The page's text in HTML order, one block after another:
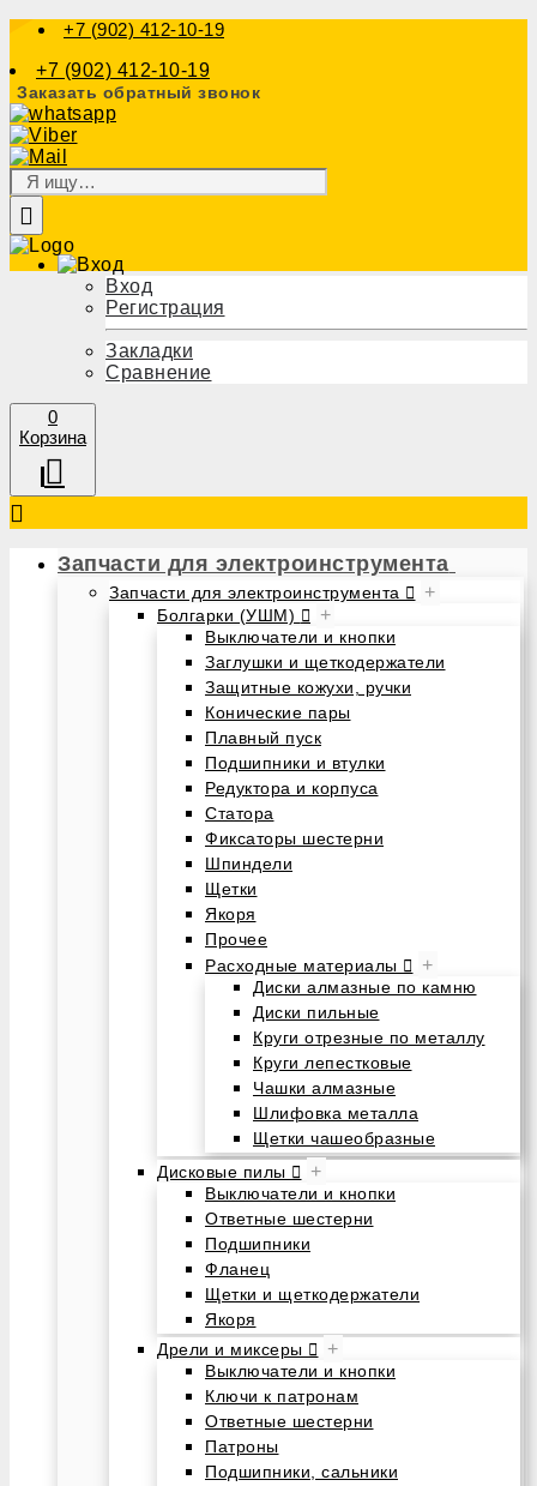
+7 (902) 412-10-19
+7 (902) 412-10-19
Заказать обратный звонок
Вход
Регистрация
Закладки
Сравнение
0
Корзина
Запчасти для электроинструмента
Запчасти для электроинструмента +
Болгарки (УШМ) +
Выключатели и кнопки
Заглушки и щеткодержатели
Защитные кожухи, ручки
Конические пары
Плавный пуск
Подшипники и втулки
Редуктора и корпуса
Статора
Фиксаторы шестерни
Шпиндели
Щетки
Якоря
Прочее
Расходные материалы
+
Диски алмазные по камню
Диски пильные
Круги отрезные по металлу
Круги лепестковые
Чашки алмазные
Шлифовка металла
Щетки чашеобразные
Дисковые пилы
+
Выключатели и кнопки
Ответные шестерни
Подшипники
Фланец
Щетки и щеткодержатели
Якоря
Дрели и миксеры
+
Выключатели и кнопки
Ключи к патронам
Ответные шестерни
Патроны
Подшипники, сальники